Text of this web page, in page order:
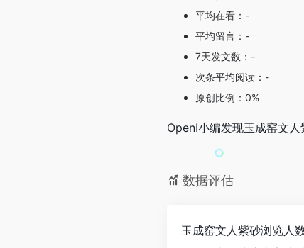
平均在看：-
平均留言：-
7天发文数：-
次条平均阅读：-
原创比例：0%
OpenI小编发现玉成窑文
数据评估
玉成窑文人紫砂浏览人